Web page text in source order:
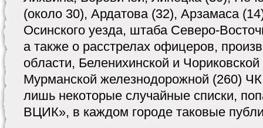
(около 30), Ардатова (32), Арзамаса
Осинского уезда, штаба Северо-
а также о расстрелах офицеров,
области, Беленихинской и
Мурманской железнодорожной (260)
лишь некоторые случайные списки,
ВЦИК», в каждом городе таковые